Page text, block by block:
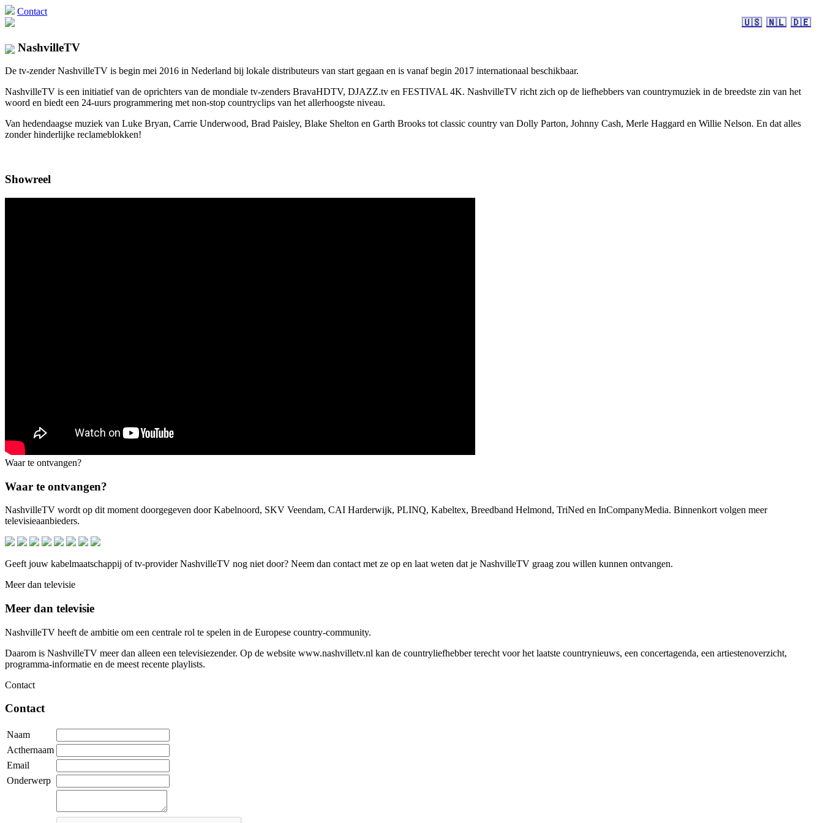
Contact
🇺🇸 🇳🇱 🇩🇪
NashvilleTV
De tv-zender NashvilleTV is begin mei 2016 in Nederland bij lokale distributeurs van start gegaan en is vanaf begin 2017 internationaal beschikbaar.
NashvilleTV is een initiatief van de oprichters van de mondiale tv-zenders BravaHDTV, DJAZZ.tv en FESTIVAL 4K. NashvilleTV richt zich op de liefhebbers van countrymuziek in de breedste zin van het
woord en biedt een 24-uurs programmering met non-stop countryclips van het allerhoogste niveau.
Van hedendaagse muziek van Luke Bryan, Carrie Underwood, Brad Paisley, Blake Shelton en Garth Brooks tot classic country van Dolly Parton, Johnny Cash, Merle Haggard en Willie Nelson. En dat alles
zonder hinderlijke reclameblokken!
Showreel
Waar te ontvangen?
Waar te ontvangen?
NashvilleTV wordt op dit moment doorgegeven door Kabelnoord, SKV Veendam, CAI Harderwijk, PLINQ, Kabeltex, Breedband Helmond, TriNed en InCompanyMedia. Binnenkort volgen meer
televisieaanbieders.
Geeft jouw kabelmaatschappij of tv-provider NashvilleTV nog niet door? Neem dan contact met ze op en laat weten dat je NashvilleTV graag zou willen kunnen ontvangen.
Meer dan televisie
Meer dan televisie
NashvilleTV heeft de ambitie om een centrale rol te spelen in de Europese country-community.
Daarom is NashvilleTV meer dan alleen een televisiezender. Op de website www.nashvilletv.nl kan de countryliefhebber terecht voor het laatste countrynieuws, een concertagenda, een artiestenoverzicht,
programma-informatie en de meest recente playlists.
Contact
Contact
Naam
Acthernaam
Email
Onderwerp